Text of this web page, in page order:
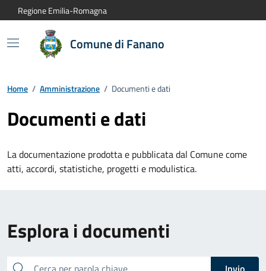
Vai al contenuto principale
Vai alla navigazione del sito
Vai al piede di pagina
Regione Emilia-Romagna
Comune di Fanano
Home / Amministrazione / Documenti e dati
Documenti e dati
La documentazione prodotta e pubblicata dal Comune come
atti, accordi, statistiche, progetti e modulistica.
Esplora i documenti
Cerca